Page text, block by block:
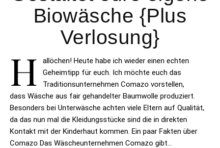
Biowäsche {Plus
Verlosung}
H
allöchen! Heute habe ich wieder einen echten
Geheimtipp für euch. Ich möchte euch das
Traditionsunternehmen Comazo vorstellen,
dass Wäsche aus fair gehandelter Baumwolle produziert.
Besonders bei Unterwäsche achten viele Eltern auf Qualität,
da das nun mal die Kleidungsstücke sind die in direkten
Kontakt mit der Kinderhaut kommen. Ein paar Fakten über
Comazo Das Wäscheunternehmen Comazo gibt…